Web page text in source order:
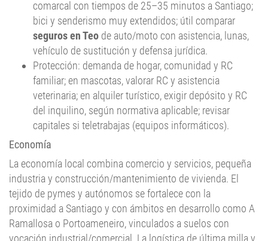
seguros en Teode auto/moto con asistencia, lunas,
vehículo de sustitución y defensa jurídica.
Protección: demanda de hogar, comunidad y RC
familiar; en mascotas, valorar RC y asistencia
veterinaria; en alquiler turístico, exigir depósito y RC
del inquilino, según normativa aplicable; revisar
capitales si teletrabajas (equipos informáticos).
Economía
La economía local combina comercio y servicios, pequeña
industria y construcción/mantenimiento de vivienda. El
tejido de pymes y autónomos se fortalece con la
proximidad a Santiago y con ámbitos en desarrollo como A
Ramallosa o Portoameneiro, vinculados a suelos con
vocación industrial/comercial. La logística de última milla y
los oficios técnicos (electricidad, carpintería, refrigeración,